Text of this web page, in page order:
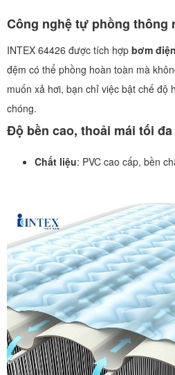
Công nghệ tự phồng thông
INTEX 64426 được tích hợp bơm
đệm có thể phồng hoàn toàn mà
muốn xả hơi, bạn chỉ việc bật chế độ
chóng.
Độ bền cao, thoải mái tối đa
Chất liệu: PVC cao cấp, bền